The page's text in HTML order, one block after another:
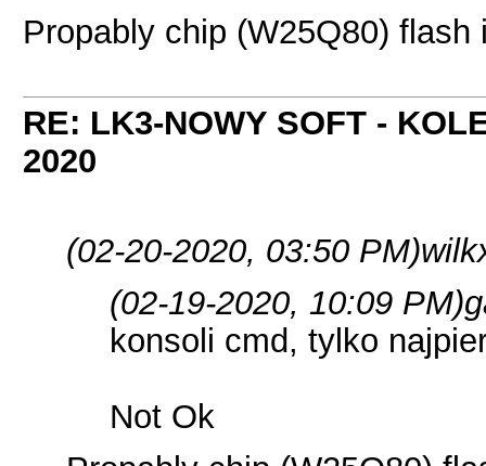
Propably chip (W25Q80)
RE: LK3-NOWY SOFT -
2020
(02-20-2020, 03:50 PM)
(02-19-2020, 10:09 PM)
konsoli cmd, tylko
Not Ok